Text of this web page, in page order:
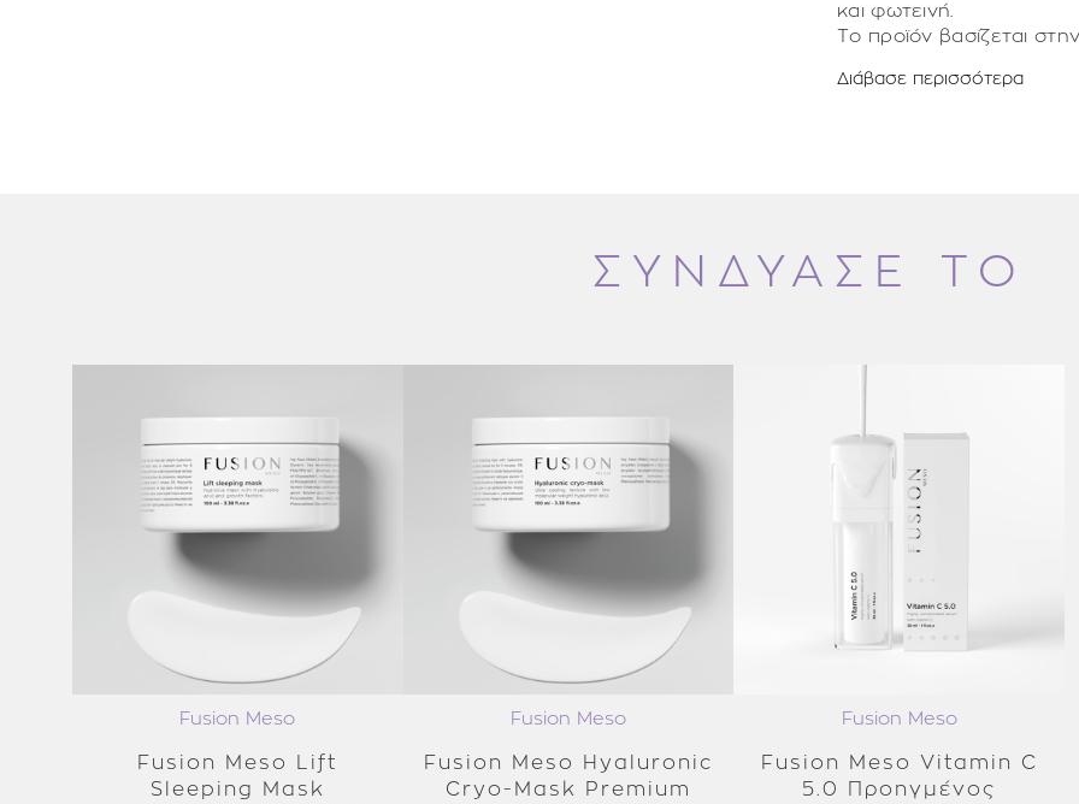
και φωτεινή.
Το προϊόν βασίζεται στην
για περισσότερο χρόνο,
Αντιγηραντική
αναστρέφει ή
δροσιστική και
επιδερμίδας
,
επιθυμούν
καθαρισμό και τόνωση
τραβήγματος ή
Άρωμα:Τσάι Κευλάνης
Τρόπος χρήσης:
Εφαρμόστε σε πρόσωπο
συνέχεια απλώστε την
Διάβασε περισσότερα
ΣΥΝΔΥΑΣΕ ΤΟ
Fusion Meso
Fusion Meso Lift
Sleeping Mask
Fusion Meso
Fusion Meso Hyaluronic
Cryo-Mask Premium
Fusion Meso
Fusion Meso Vitamin C
5.0 Προηγμένος